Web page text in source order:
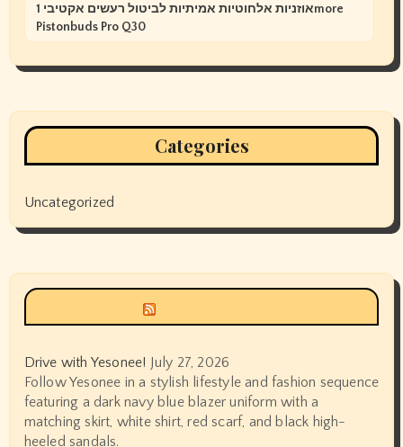
אוזניות אלחוטיות אמיתיות לביטול רעשים אקטיבי 1more
Pistonbuds Pro Q30
Categories
Uncategorized
Drive with Yesonee! July 27, 2026
Follow Yesonee in a stylish lifestyle and fashion sequence
featuring a dark navy blue blazer uniform with a
matching skirt, white shirt, red scarf, and black high-
heeled sandals.